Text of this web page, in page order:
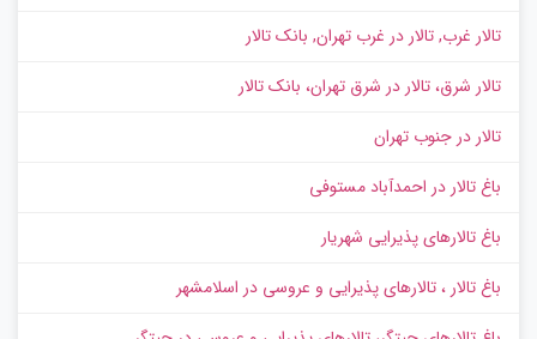
تالار غرب, تالار در غرب تهران, بانک تالار
تالار شرق، تالار در شرق تهران، بانک تالار
تالار در جنوب تهران
باغ تالار در احمدآباد مستوفی
باغ تالارهای پذیرایی شهریار
باغ تالار ، تالارهای پذیرایی و عروسی در اسلامشهر